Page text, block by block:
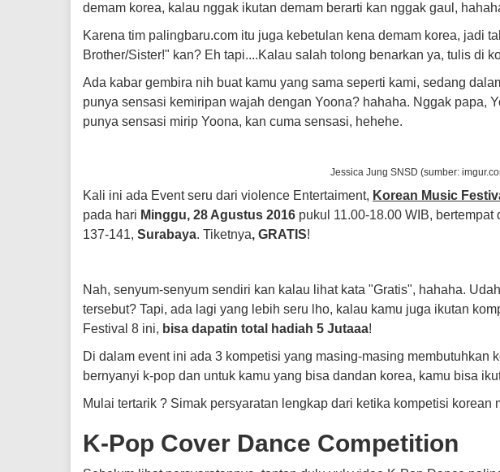
demam korea, kalau nggak ikutan demam berarti kan nggak gaul,
Karena tim palingbaru.com itu juga kebetulan kena demam korea, jadi
Brother/Sister!" kan? Eh tapi....Kalau salah tolong benarkan ya, tulis di
Ada kabar gembira nih buat kamu yang sama seperti kami, sedang
punya sensasi kemiripan wajah dengan Yoona? hahaha. Nggak papa,
punya sensasi mirip Yoona, kan cuma sensasi, hehehe.
Jessica Jung SNSD (sumber:
Kali ini ada Event seru dari violence Entertaiment, Korean Music
pada hari Minggu, 28 Agustus 2016 pukul 11.00-18.00 WIB, bertempat
137-141, Surabaya. Tiketnya, GRATIS!
Nah, senyum-senyum sendiri kan kalau lihat kata "Gratis", hahaha.
tersebut? Tapi, ada lagi yang lebih seru lho, kalau kamu juga ikutan
Festival 8 ini, bisa dapatin total hadiah 5 Jutaaa!
Di dalam event ini ada 3 kompetisi yang masing-masing membutuhkan
bernyanyi k-pop dan untuk kamu yang bisa dandan korea, kamu bisa
Mulai tertarik ? Simak persyaratan lengkap dari ketika kompetisi korean
K-Pop Cover Dance Competition